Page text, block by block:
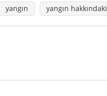
yangın yangın